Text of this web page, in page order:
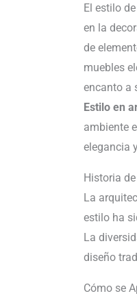
El estilo
en la
de
muebles
encanto a
Estilo en
ambiente
elegancia
Historia
La
estilo ha
La
diseño
Cómo se